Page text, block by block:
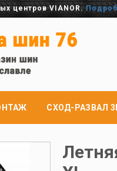
центров VIANOR.
СХОД-РАЗВАЛ